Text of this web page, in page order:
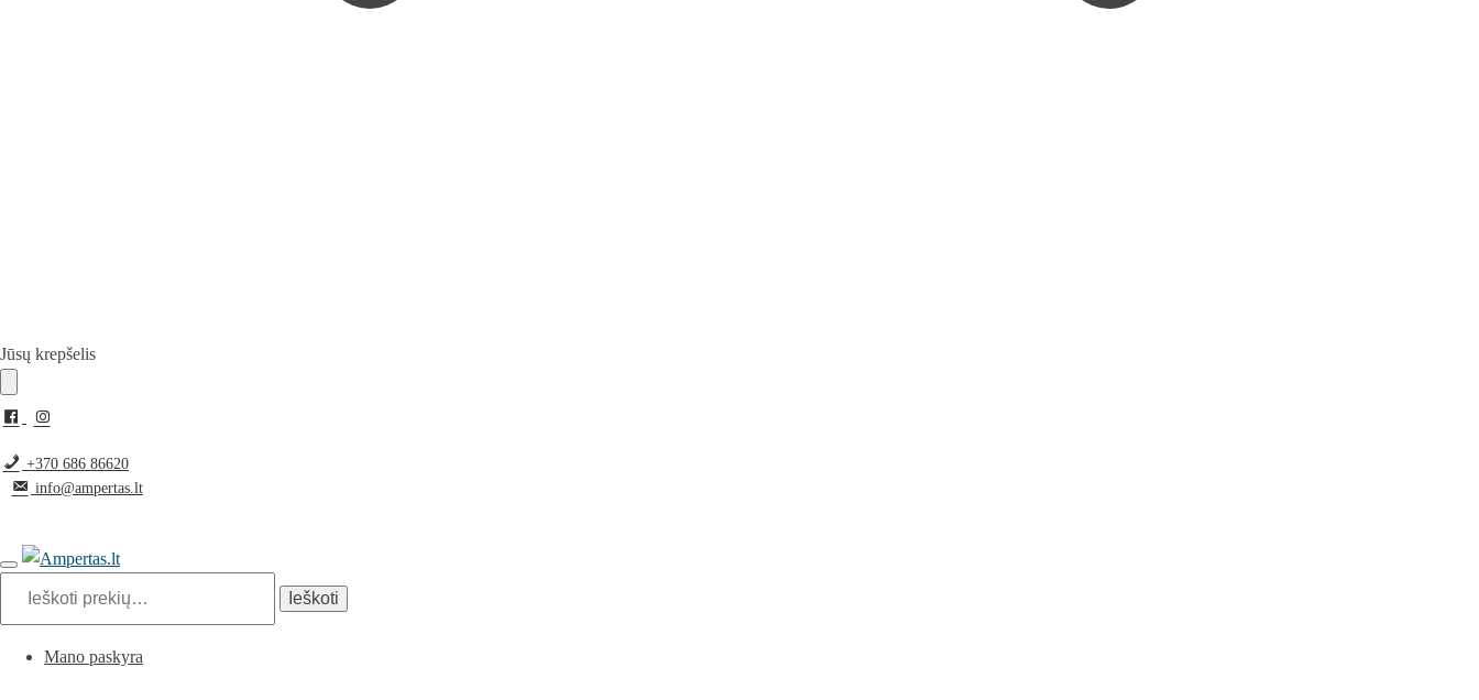
Pereiti
navigacijos
Pereiti
turinio
Jūsų krepšelis
+370 686 86620
info@ampertas.lt
Ieškoti
Mano paskyra